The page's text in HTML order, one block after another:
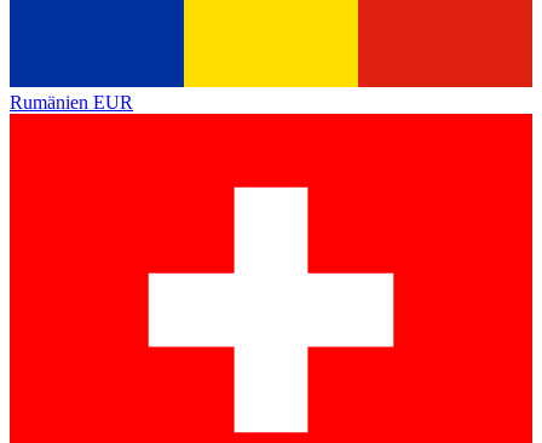
Rumänien EUR